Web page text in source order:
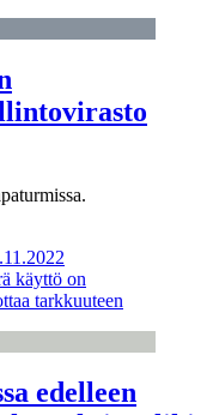
käyttö on
tarkkuuteen
edelleen